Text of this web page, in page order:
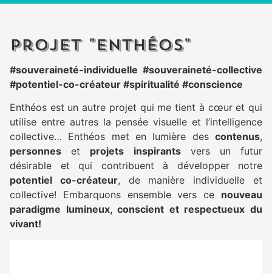
Ateliers en ligne ou en présentiel pour
découvrir les outils de la Pensée
visuelle... et s'éclater grâce à une prise
de notes créative au quotidien !
Contacte-moi
Projet "Enthéos"
#souveraineté-individuelle #souveraineté-collective
#potentiel-co-créateur #spiritualité #conscience
Enthéos est un autre projet qui me tient à cœur et qui
utilise entre autres la pensée visuelle et l’intelligence
collective… Enthéos met en lumière des contenus,
personnes et projets inspirantsvers un futur
désirable et qui contribuent à développer notre
potentiel co-créateur, de manière individuelle et
collective! Embarquons ensemble vers ce nouveau
paradigme lumineux, conscient et respectueux du
vivant!